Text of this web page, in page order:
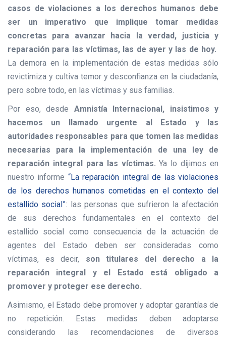
casos de violaciones a los derechos humanos debe
ser un imperativo que implique tomar medidas
concretas para avanzar hacia la verdad, justicia y
reparación para las víctimas, las de ayer y las de hoy.
La demora en la implementación de estas medidas sólo
revictimiza y cultiva temor y desconfianza en la ciudadanía,
pero sobre todo, en las víctimas y sus familias.
Por eso, desde Amnistía Internacional, insistimos y
hacemos un llamado urgente al Estado y las
autoridades responsables para que tomen las medidas
necesarias para la implementación de una ley de
reparación integral para las víctimas. Ya lo dijimos en
nuestro informe “La reparación integral de las violaciones
de los derechos humanos cometidas en el contexto del
estallido social”: las personas que sufrieron la afectación
de sus derechos fundamentales en el contexto del
estallido social como consecuencia de la actuación de
agentes del Estado deben ser consideradas como
víctimas, es decir, son titulares del derecho a la
reparación integral y el Estado está obligado a
promover y proteger ese derecho.
Asimismo, el Estado debe promover y adoptar garantías de
no repetición. Estas medidas deben adoptarse
considerando las recomendaciones de diversos